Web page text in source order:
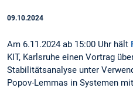
09.10.2024
Am 6.11.2024 ab 15:00 Uhr hält
KIT, Karlsruhe einen Vortrag
Stabilitätsanalyse unter
Popov-Lemmas in Systemen